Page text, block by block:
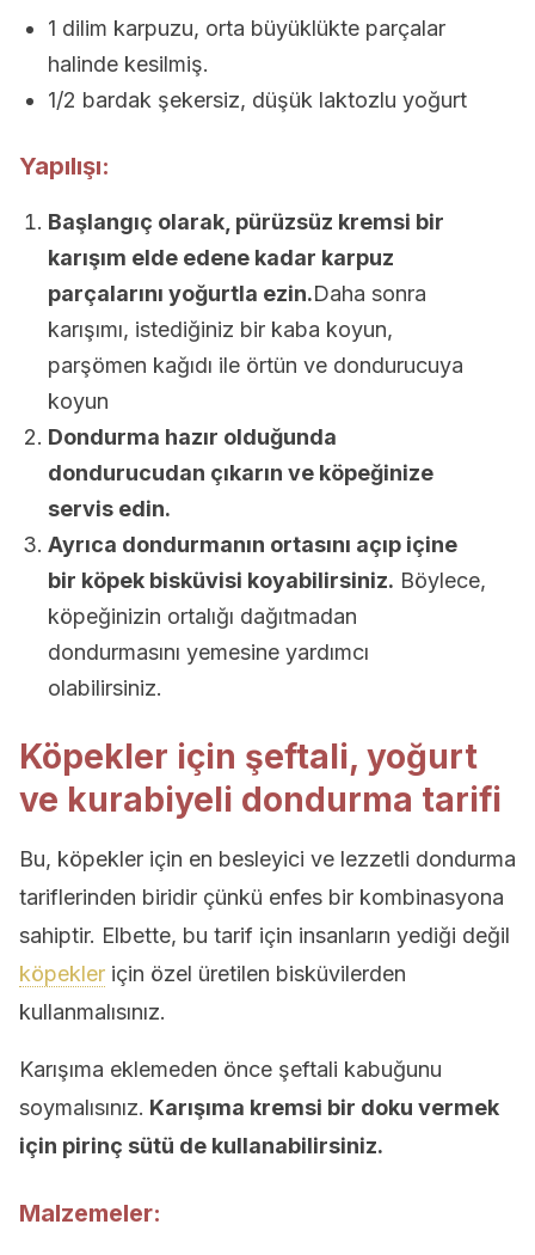
1 dilim karpuzu, orta büyüklükte parçalar
halinde kesilmiş.
1/2 bardak şekersiz, düşük laktozlu yoğurt
Yapılışı:
Başlangıç olarak, pürüzsüz kremsi bir
karışım elde edene kadar karpuz
parçalarını yoğurtla ezin.Daha sonra
karışımı, istediğiniz bir kaba koyun,
parşömen kağıdı ile örtün ve dondurucuya
koyun
Dondurma hazır olduğunda
dondurucudan çıkarın ve köpeğinize
servis edin.
Ayrıca dondurmanın ortasını açıp içine
bir köpek bisküvisi koyabilirsiniz. Böylece,
köpeğinizin ortalığı dağıtmadan
dondurmasını yemesine yardımcı
olabilirsiniz.
Köpekler için şeftali, yoğurt
ve kurabiyeli dondurma tarifi
Bu, köpekler için en besleyici ve lezzetli dondurma
tariflerinden biridir çünkü enfes bir kombinasyona
sahiptir. Elbette, bu tarif için insanların yediği değil
köpekler için özel üretilen bisküvilerden
kullanmalısınız.
Karışıma eklemeden önce şeftali kabuğunu
soymalısınız. Karışıma kremsi bir doku vermek
için pirinç sütü de kullanabilirsiniz.
Malzemeler: